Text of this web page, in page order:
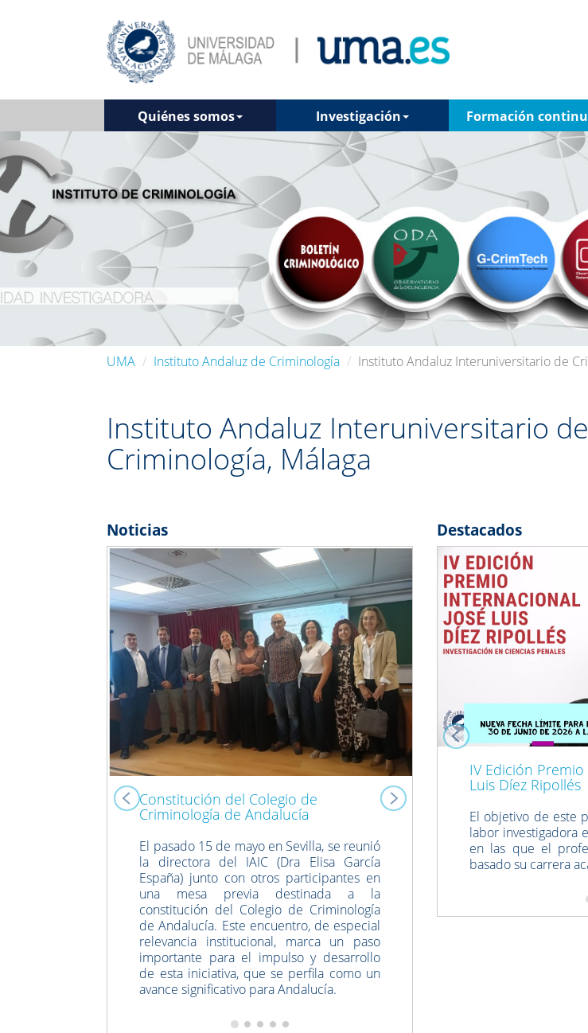
Quiénes somos Investigación Formación
UMA Instituto Andaluz de Criminología Instituto Andaluz Interuniversitario de
Instituto Andaluz Interuniversitario de
Criminología, Málaga
Noticias
Constitución del Colegio de
Criminología de Andalucía
El pasado 15 de mayo en Sevilla, se reunió
la directora del IAIC (Dra Elisa García
España) junto con otros participantes en
una mesa previa destinada a la
constitución del Colegio de Criminología
de Andalucía. Este encuentro, de especial
relevancia institucional, marca un paso
importante para el impulso y desarrollo
de esta iniciativa, que se perfila como un
avance significativo para Andalucía.
Previous
Destacados
IV Edición
Luis Díez Ripollés
El objetivo de este
labor investigadora
en las que el
basado su carrera
Previous